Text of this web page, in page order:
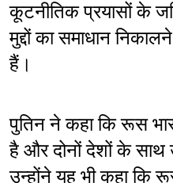
कूटनीतिक प्रयासों के
मुद्दों का समाधान
हैं।
पुतिन ने कहा कि रूस
है और दोनों देशों के
उन्होंने यह भी कहा कि